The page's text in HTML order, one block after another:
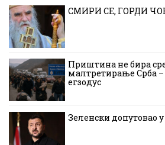
СМИРИ СЕ, ГОРДИ
Приштина не бира
малтретирање Срба
егзодус
Зеленски допутовао